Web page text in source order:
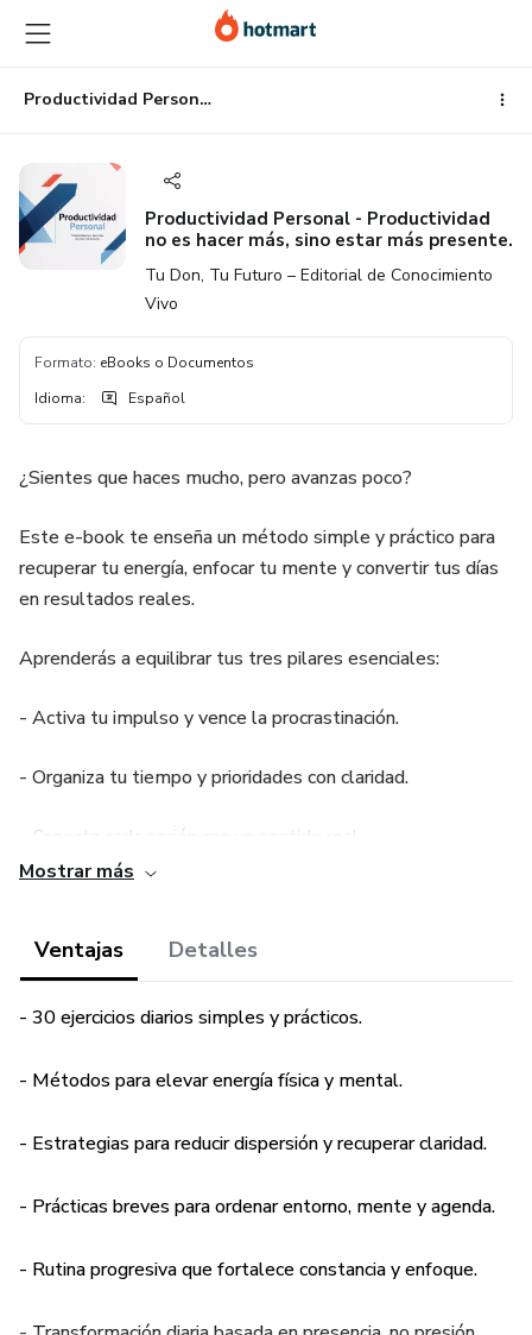
contenido
principal
la
página
de
pie
página
Productividad Personal - Productividad no es hacer más, sino estar más presente.
Productividad Personal - Productividad
no es hacer más, sino estar más presente.
Tu Don, Tu Futuro – Editorial de Conocimiento
Vivo
Formato: eBooks o Documentos
Idioma: Español
¿Sientes que haces mucho, pero avanzas poco?
Este e-book te enseña un método simple y práctico para
recuperar tu energía, enfocar tu mente y convertir tus días
en resultados reales.
Aprenderás a equilibrar tus tres pilares esenciales:
- Activa tu impulso y vence la procrastinación.
- Organiza tu tiempo y prioridades con claridad.
- Conecta cada acción con un sentido real.
Empieza hoy y siente la diferencia desde la primera
semana.
Mostrar más
Ventajas Detalles
- 30 ejercicios diarios simples y prácticos.
- Métodos para elevar energía física y mental.
- Estrategias para reducir dispersión y recuperar claridad.
- Prácticas breves para ordenar entorno, mente y agenda.
- Rutina progresiva que fortalece constancia y enfoque.